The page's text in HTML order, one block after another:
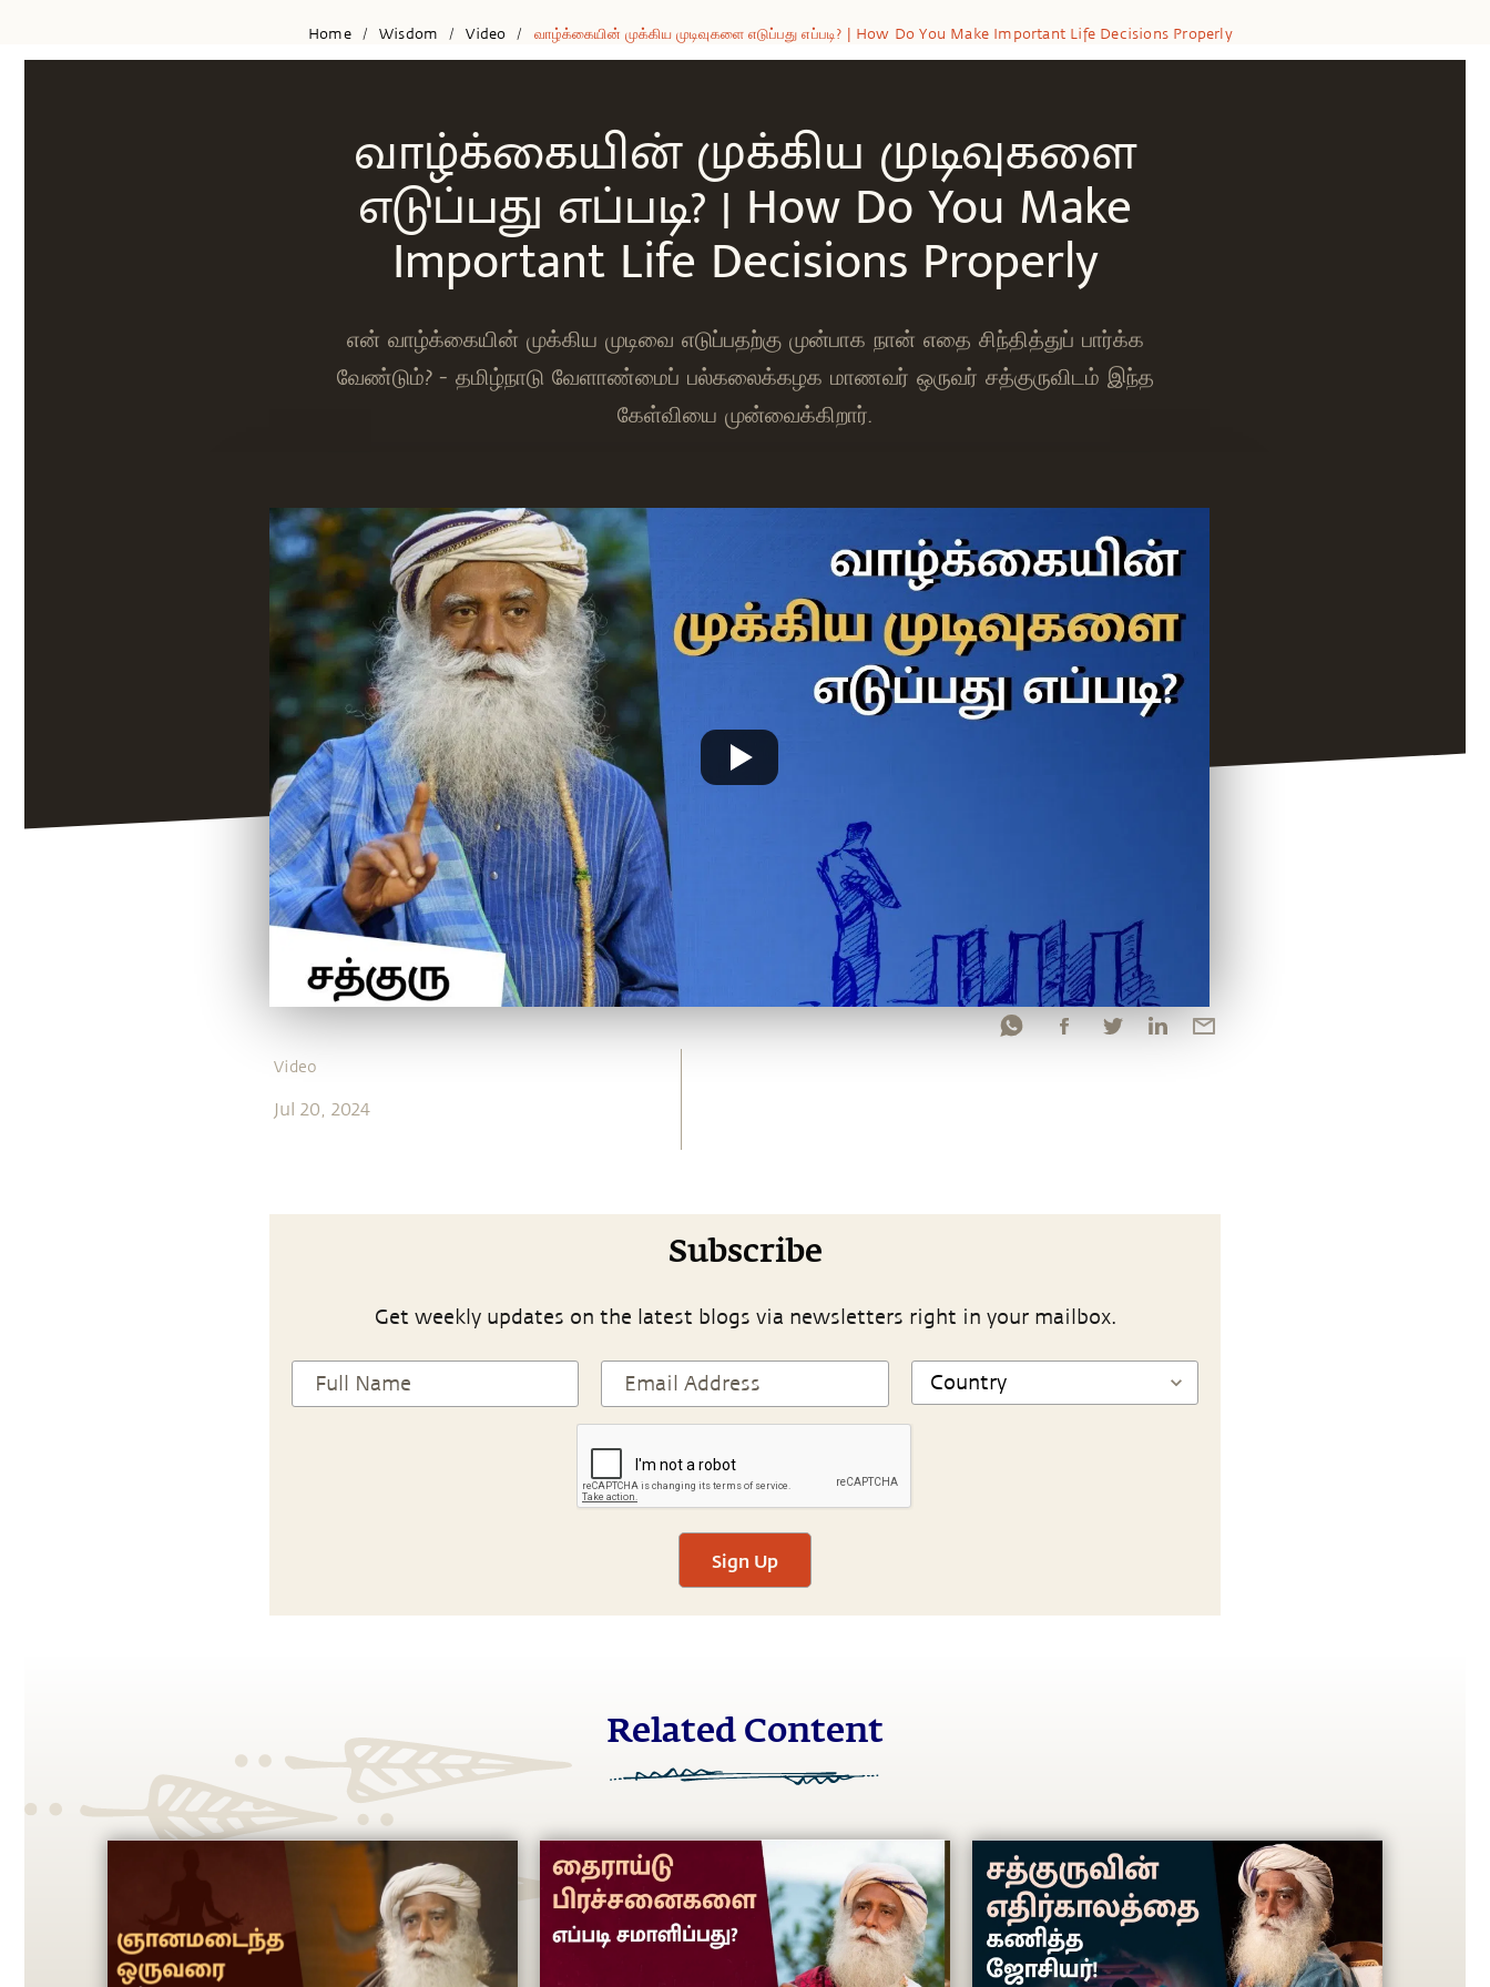
Home / Wisdom / Video / வாழ்க்கையின் முக்கிய முடிவுகளை எடுப்பது எப்படி? | How Do You Make Important Life Decisions Properly
வாழ்க்கையின் முக்கிய முடிவுகளை
எடுப்பது எப்படி? | How Do You Make
Important Life Decisions Properly
என் வாழ்க்கையின் முக்கிய முடிவை எடுப்பதற்கு முன்பாக நான் எதை சிந்தித்துப் பார்க்க
வேண்டும்? - தமிழ்நாடு வேளாண்மைப் பல்கலைக்கழக மாணவர் ஒருவர் சத்குருவிடம் இந்த
கேள்வியை முன்வைக்கிறார்.
Video
Jul 20, 2024
Subscribe
Get weekly updates on the latest blogs via newsletters right in your mailbox.
Sign Up
Related Content